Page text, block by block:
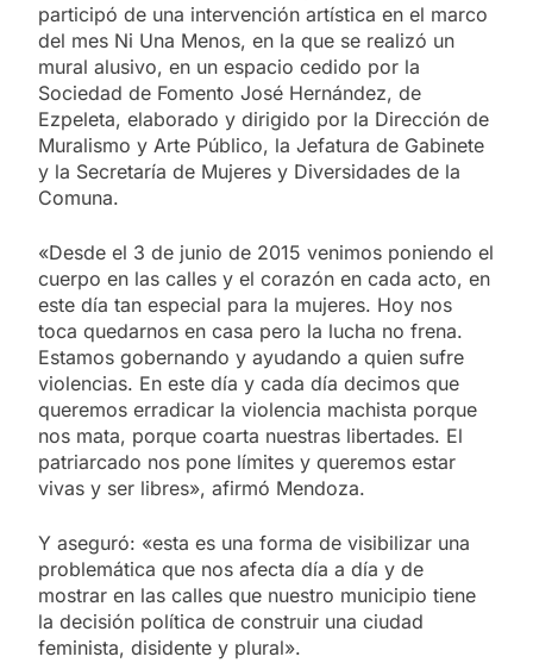
participó de una intervención artística en el marco
del mes Ni Una Menos, en la que se realizó un
mural alusivo, en un espacio cedido por la
Sociedad de Fomento José Hernández, de
Ezpeleta, elaborado y dirigido por la Dirección de
Muralismo y Arte Público, la Jefatura de Gabinete
y la Secretaría de Mujeres y Diversidades de la
Comuna.
«Desde el 3 de junio de 2015 venimos poniendo el
cuerpo en las calles y el corazón en cada acto, en
este día tan especial para la mujeres. Hoy nos
toca quedarnos en casa pero la lucha no frena.
Estamos gobernando y ayudando a quien sufre
violencias. En este día y cada día decimos que
queremos erradicar la violencia machista porque
nos mata, porque coarta nuestras libertades. El
patriarcado nos pone límites y queremos estar
vivas y ser libres», afirmó Mendoza.
Y aseguró: «esta es una forma de visibilizar una
problemática que nos afecta día a día y de
mostrar en las calles que nuestro municipio tiene
la decisión política de construir una ciudad
feminista, disidente y plural».